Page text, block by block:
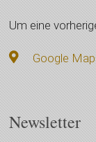
Um eine
Google
Newsletter